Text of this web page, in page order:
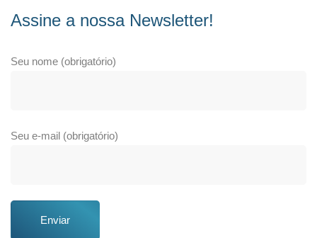
Assine a nossa Newsletter!
Seu nome (obrigatório)
Seu e-mail (obrigatório)